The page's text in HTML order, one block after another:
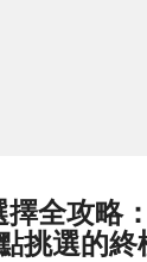
擇全攻略
挑選的終